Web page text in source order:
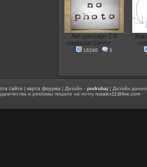
Авторестарт CS
сервера! Server...
18290 | 3
Как
сайта |карта форума | Дизайн -podrubaj | Дизайн
и рекламы пишите на почтуrusalex11@live.com